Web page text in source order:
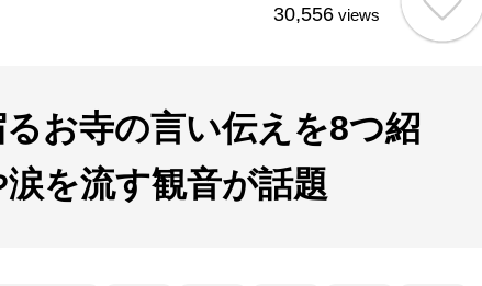
30,556views
るお寺の言い伝えを8つ紹
を流す観音が話題